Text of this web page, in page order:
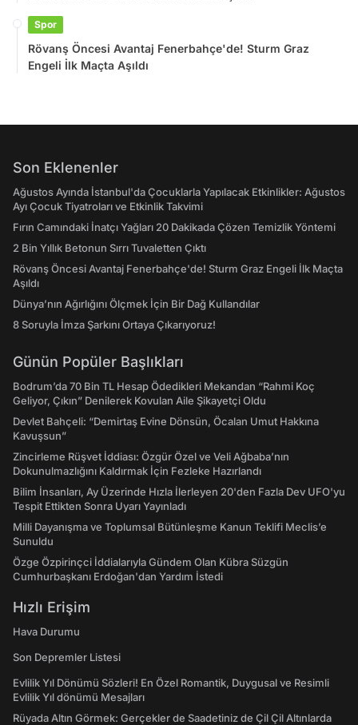
Spor
Rövanş Öncesi Avantaj Fenerbahçe'de! Sturm Graz
Engeli İlk Maçta Aşıldı
Son Eklenenler
Ağustos Ayında İstanbul'da Çocuklarla Yapılacak Etkinlikler: Ağustos
Ayı Çocuk Tiyatroları ve Etkinlik Takvimi
Fırın Camındaki İnatçı Yağları 20 Dakikada Çözen Temizlik Yöntemi
2 Bin Yıllık Betonun Sırrı Tuvaletten Çıktı
Rövanş Öncesi Avantaj Fenerbahçe'de! Sturm Graz Engeli İlk Maçta
Aşıldı
Dünya’nın Ağırlığını Ölçmek İçin Bir Dağ Kullandılar
8 Soruyla İmza Şarkını Ortaya Çıkarıyoruz!
Günün Popüler Başlıkları
Bodrum’da 70 Bin TL Hesap Ödedikleri Mekandan “Rahmi Koç
Geliyor, Çıkın” Denilerek Kovulan Aile Şikayetçi Oldu
Devlet Bahçeli: “Demirtaş Evine Dönsün, Öcalan Umut Hakkına
Kavuşsun”
Zincirleme Rüşvet İddiası: Özgür Özel ve Veli Ağbaba’nın
Dokunulmazlığını Kaldırmak İçin Fezleke Hazırlandı
Bilim İnsanları, Ay Üzerinde Hızla İlerleyen 20'den Fazla Dev UFO'yu
Tespit Ettikten Sonra Uyarı Yayınladı
Milli Dayanışma ve Toplumsal Bütünleşme Kanun Teklifi Meclis’e
Sunuldu
Özge Özpirinçci İddialarıyla Gündem Olan Kübra Süzgün
Cumhurbaşkanı Erdoğan'dan Yardım İstedi
Hızlı Erişim
Hava Durumu
Son Depremler Listesi
Evlilik Yıl Dönümü Sözleri! En Özel Romantik, Duygusal ve Resimli
Evlilik Yıl dönümü Mesajları
Rüyada Altın Görmek: Gerçekler de Saadetiniz de Çil Çil Altınlarda